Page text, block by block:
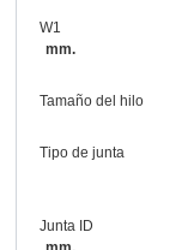
W1
mm.
Tamaño del hilo
Tipo de junta
Junta ID